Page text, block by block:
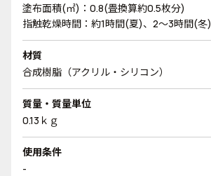
塗布面積(㎡)：0.8(畳換算約0.5枚分)
指触乾燥時間：約1時間(夏)、2～3時間(冬)
材質
合成樹脂（アクリル・シリコン）
質量・質量単位
0.13ｋｇ
使用条件
-